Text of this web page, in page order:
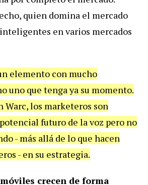
quien domina el mercado
en varios mercados
elemento con mucho
uno que tenga ya su momento.
Warc, los marketeros son
futuro de la voz pero no
- más allá de lo que hacen
- en su estrategia.
crecen de forma